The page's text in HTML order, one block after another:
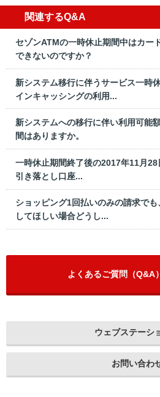
関連するQ&A
セゾンATMの一時休止期間中はカー
できないのですか？
新システム移行に伴うサービス一時
インキャッシングの利用...
新システムへの移行に伴い利用可能
間はありますか。
一時休止期間終了後の2017年11月
引き落とし口座...
ショッピング1回払いのみの請求で
してほしい場合どうし...
よくあるご質問（Q&A
ウェブステーシ
お問い合わ